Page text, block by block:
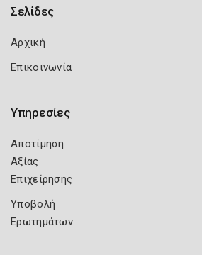
Σελίδες
Αρχική
Επικοινωνία
Υπηρεσίες
Αποτίμηση
Αξίας
Επιχείρησης
Υποβολή
Ερωτημάτων